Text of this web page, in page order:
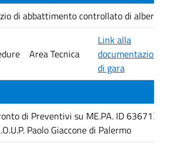
di abbattimento controllato di
Area Tecnica
Link alla
documentazione
di gara
di Preventivi su ME.PA. ID 6367131
Paolo Giaccone di Palermo